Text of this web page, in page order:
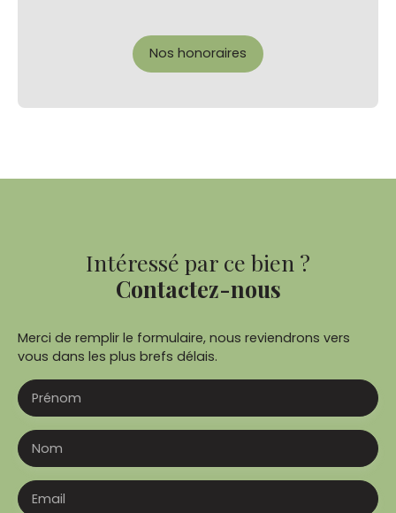
Nos honoraires
Intéressé par ce bien ?
Contactez-nous
Merci de remplir le formulaire, nous reviendrons vers
vous dans les plus brefs délais.
Prénom
Nom
Email